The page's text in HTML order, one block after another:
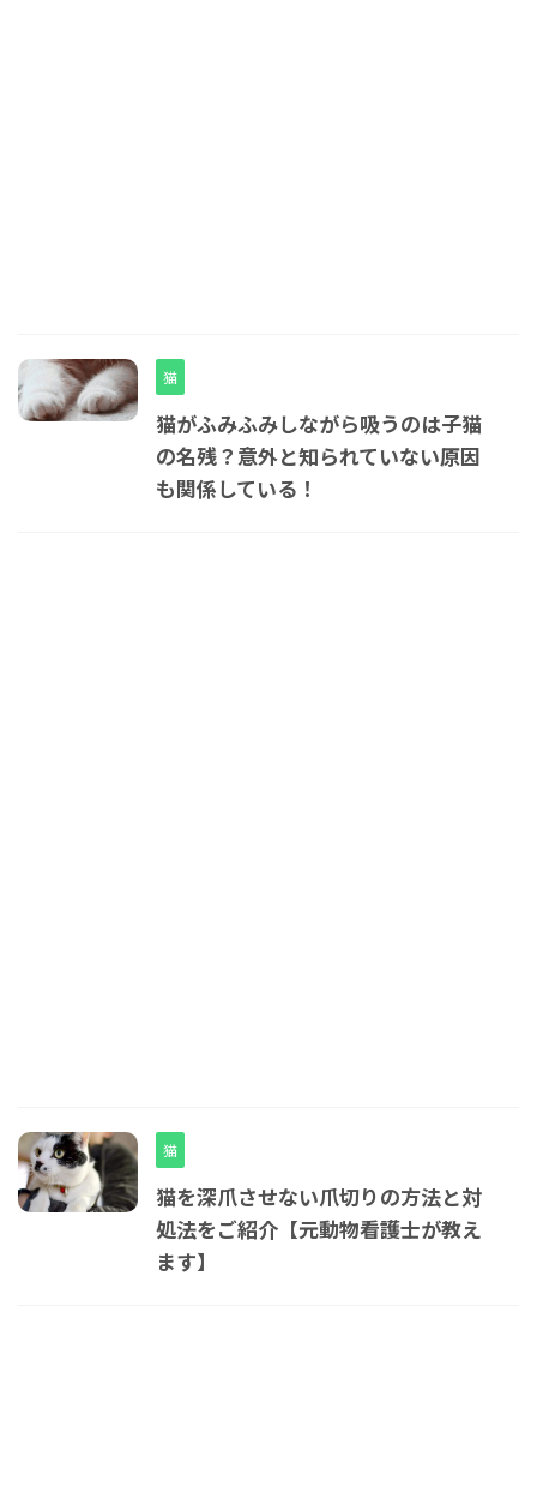
猫
猫がふみふみしながら吸うのは子猫
の名残？意外と知られていない原因
も関係している！
猫
猫を深爪させない爪切りの方法と対
処法をご紹介【元動物看護士が教え
ます】